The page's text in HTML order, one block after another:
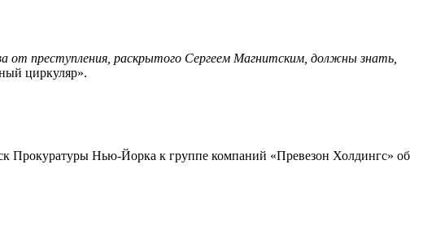
от преступления, раскрытого Сергеем Магнитским, должны знать,
циркуляр».
Прокуратуры Нью-Йорка к группе компаний «Превезон Холдингс» об